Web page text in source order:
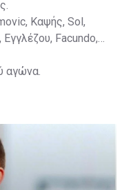
Καψής, Sol,
Facundo,
αγώνα.